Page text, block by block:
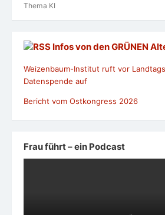
Thema KI
Infos von den GRÜNEN
Weizenbaum-Institut ruft vor
Datenspende auf
Bericht vom Ostkongress 2026
Frau führt – ein Podcast